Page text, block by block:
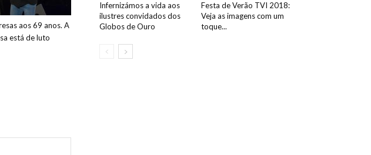
aos 69 anos. A
está de luto
Infernizámos a vida aos
ilustres convidados dos
Globos de Ouro
Festa de Verão TVI 2018:
Veja as imagens com um
toque...